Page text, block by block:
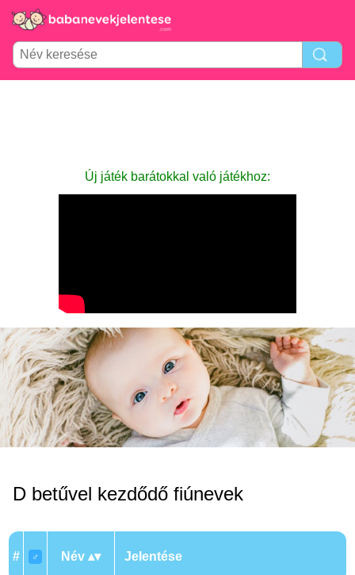
Új játék barátokkal való játékhoz:
D betűvel kezdődő fiúnevek
# ♂ Név Jelentése